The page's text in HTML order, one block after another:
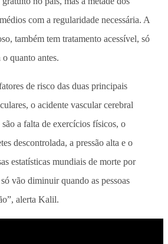
com a regularidade necessária. A
também tem tratamento acessível, só
quanto antes.
de risco das duas principais
o acidente vascular cerebral
a falta de exercícios físicos, o
descontrolada, a pressão alta e o
estatísticas mundiais de morte por
vão diminuir quando as pessoas
alerta Kalil.